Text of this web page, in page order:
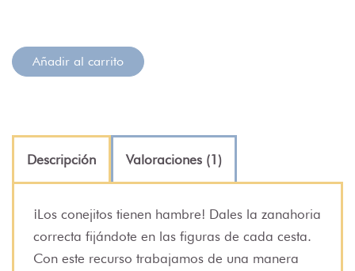
Añadir al carrito
Descripción Valoraciones (1)
¡Los conejitos tienen hambre! Dales la zanahoria
correcta fijándote en las figuras de cada cesta.
Con este recurso trabajamos de una manera